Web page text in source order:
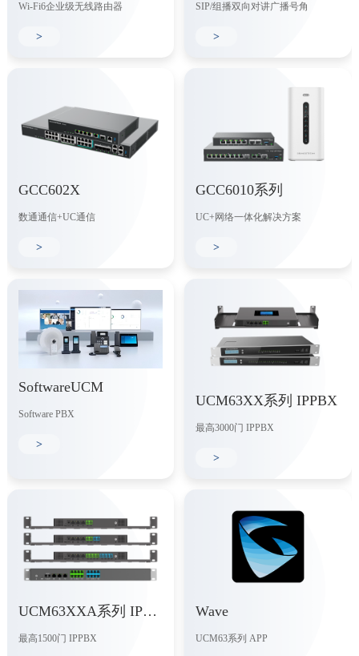
Wi-Fi6企业级无线路由器
>
SIP/组播双向对讲广播号角
>
GCC602X
数通通信+UC通信
>
GCC6010系列
UC+网络一体化解决方案
>
SoftwareUCM
Software PBX
>
UCM63XX系列 IPPBX
最高3000门 IPPBX
>
UCM63XXA系列 IPPBX
最高1500门 IPPBX
Wave
UCM63系列 APP